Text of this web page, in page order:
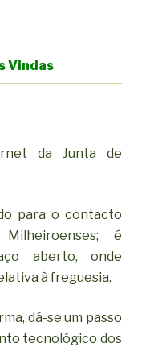
Vindas
da Junta de
para o contacto
é
aberto, onde
à freguesia.
dá-se um passo
tecnológico dos